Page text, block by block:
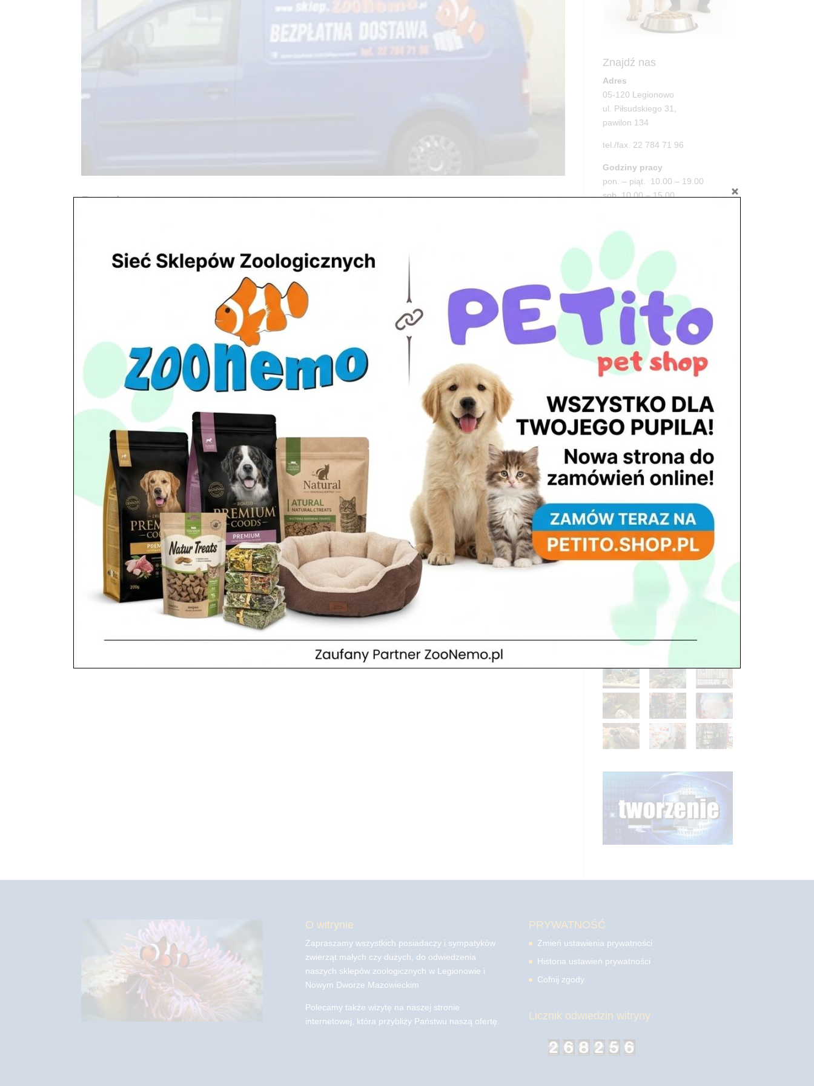
Bezpłatne
Mazowieckiego oferujemy możliwość dowozu towaru gratis przy zakupie powyżej 150 PLN. Oferta dotyczy także
Znajdź nas
Adres
05-120 Legionowo
ul. Piłsudskiego 31,
pawilon 134
tel./fax. 22 784 71 96
Godziny pracy
pon. – piąt. 10.00 – 19.00
sob. 10.00 – 15.00
Adres
05-100 Nowy Dwór Mazowiecki
ul. Leśna 2
tel. 503 900 215
Godziny pracy
pon. – piąt. 10.00 – 19.00
sob. 8.00 – 15.00
niedz. zamknięte
O witrynie
Zapraszamy wszystkich posiadaczy i sympatyków
zwierząt małych czy dużych, do odwiedzenia
naszych sklepów zoologicznych w Legionowie i
Nowym Dworze Mazowieckim
Polecamy także wizytę na naszej stronie
internetowej, która przybliży Państwu naszą ofertę.
PRYWATNOŚĆ
Zmień ustawienia prywatności
Historia ustawień prywatności
Cofnij zgody
Licznik odwiedzin witryny